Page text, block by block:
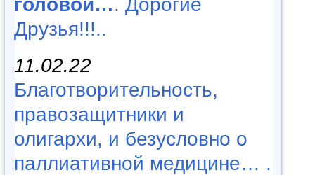
головой…. Дорогие
Друзья!!!..
11.02.22
Благотворительность,
правозащитники и
олигархи, и безусловно о
паллиативной медицине… .